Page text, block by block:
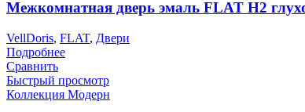
Межкомнатная дверь эмаль FLAT H2
VellDoris, FLAT, Двери
Подробнее
Сравнить
Быстрый просмотр
Коллекция Модерн